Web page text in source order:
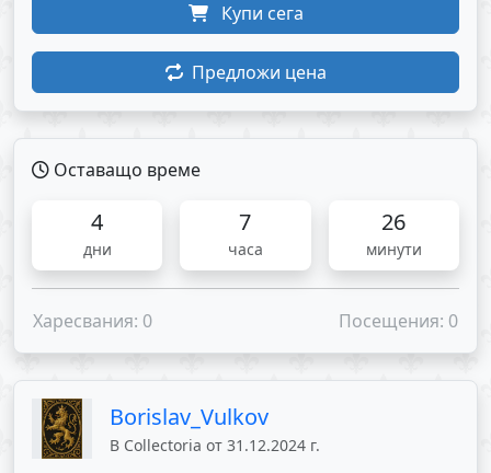
Купи сега
Предложи цена
Оставащо време
4
дни
7
часа
26
минути
Харесвания: 0 Посещения: 0
Borislav_Vulkov
В Collectoria от 31.12.2024 г.